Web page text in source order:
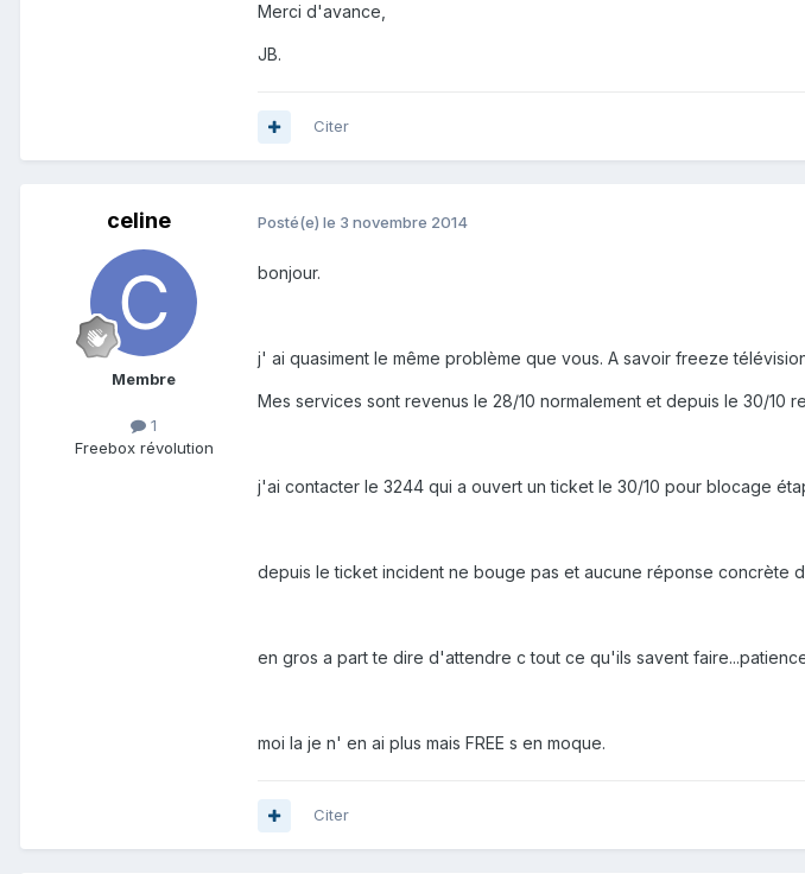
Merci d'avance,
JB.
Citer
celine
Membre
1
Freebox révolution
Posté(e) le 3 novembre 2014
bonjour.
j' ai quasiment le même problème que vous. A savoir freeze
Mes services sont revenus le 28/10 normalement et depuis le 30/10
j'ai contacter le 3244 qui a ouvert un ticket le 30/10 pour blocage
depuis le ticket incident ne bouge pas et aucune réponse concrète
en gros a part te dire d'attendre c tout ce qu'ils savent
moi la je n' en ai plus mais FREE s en moque.
Citer